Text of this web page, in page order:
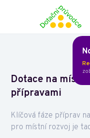
Dotace na místní
přípravami
Klíčová fáze příprav
pro místní rozvoj je